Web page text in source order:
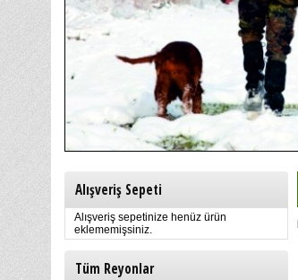
Alışveriş Sepeti
Alışveriş sepetinize henüz ürün
eklememişsiniz.
Tüm Reyonlar